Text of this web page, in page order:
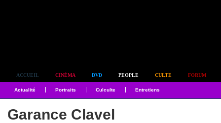
ACCUEIL CINÉMA DVD PEOPLE CULTE FORUM
Actualité Portraits Culculte Entretiens
Garance Clavel